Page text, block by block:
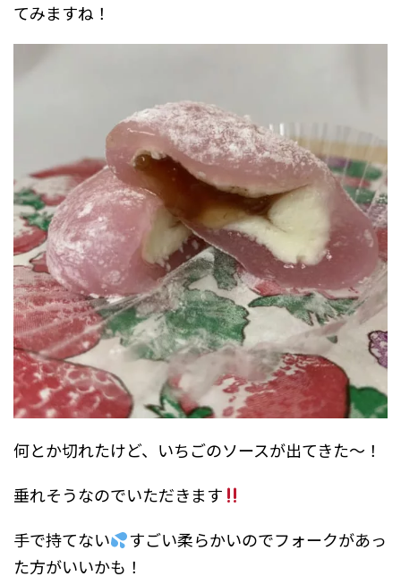
てみますね！
何とか切れたけど、いちごのソースが出てきた～！
垂れそうなのでいただきます
手で持てない
すごい柔らかいのでフォークがあっ
た方がいいかも！